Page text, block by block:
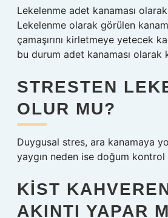
Lekelenme adet kanaması
Lekelenme olarak görülen
çamaşırını kirletmeye yetecek
bu durum adet kanaması olarak
STRESTEN
OLUR MU?
Duygusal stres, ara kanamaya
yaygın neden ise doğum kontrol
KIST
AKINTI YAPAR